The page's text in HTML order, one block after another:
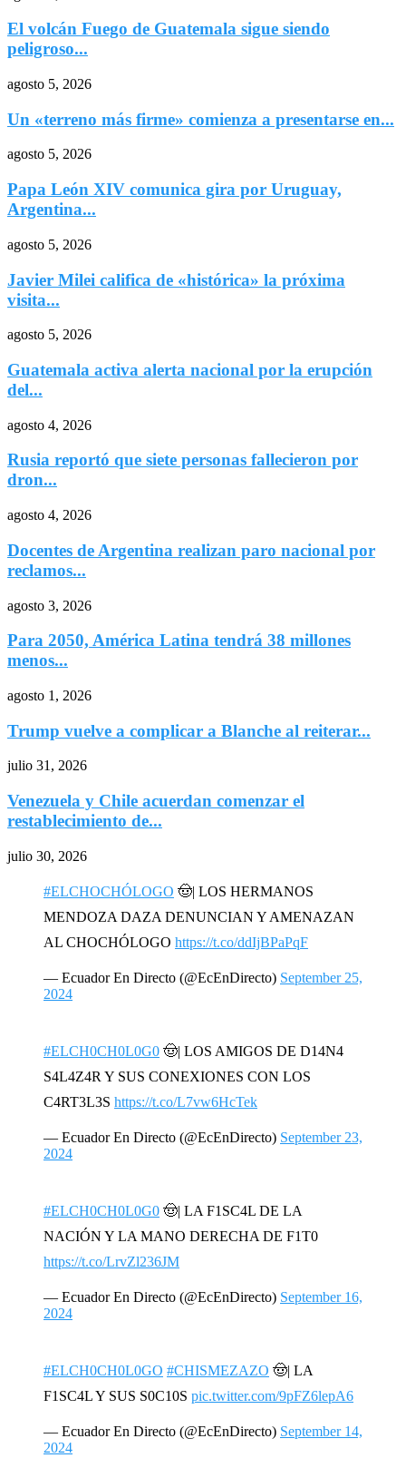
El volcán Fuego de Guatemala sigue siendo
peligroso...
agosto 5, 2026
Un «terreno más firme» comienza a presentarse en...
agosto 5, 2026
Papa León XIV comunica gira por Uruguay,
Argentina...
agosto 5, 2026
Javier Milei califica de «histórica» la próxima
visita...
agosto 5, 2026
Guatemala activa alerta nacional por la erupción
del...
agosto 4, 2026
Rusia reportó que siete personas fallecieron por
dron...
agosto 4, 2026
Docentes de Argentina realizan paro nacional por
reclamos...
agosto 3, 2026
Para 2050, América Latina tendrá 38 millones
menos...
agosto 1, 2026
Trump vuelve a complicar a Blanche al reiterar...
julio 31, 2026
Venezuela y Chile acuerdan comenzar el
restablecimiento de...
julio 30, 2026
#ELCHOCHÓLOGO 🤠| LOS HERMANOS
MENDOZA DAZA DENUNCIAN Y AMENAZAN
AL CHOCHÓLOGO https://t.co/ddIjBPaPqF
— Ecuador En Directo (@EcEnDirecto) September 25,
2024
#ELCH0CH0L0G0 🤠| LOS AMIGOS DE D14N4
S4L4Z4R Y SUS CONEXIONES CON LOS
C4RT3L3S https://t.co/L7vw6HcTek
— Ecuador En Directo (@EcEnDirecto) September 23,
2024
#ELCH0CH0L0G0 🤠| LA F1SC4L DE LA
NACIÓN Y LA MANO DERECHA DE F1T0
https://t.co/LrvZl236JM
— Ecuador En Directo (@EcEnDirecto) September 16,
2024
#ELCH0CH0L0GO #CHISMEZAZO 🤠| LA
F1SC4L Y SUS S0C10S pic.twitter.com/9pFZ6lepA6
— Ecuador En Directo (@EcEnDirecto) September 14,
2024